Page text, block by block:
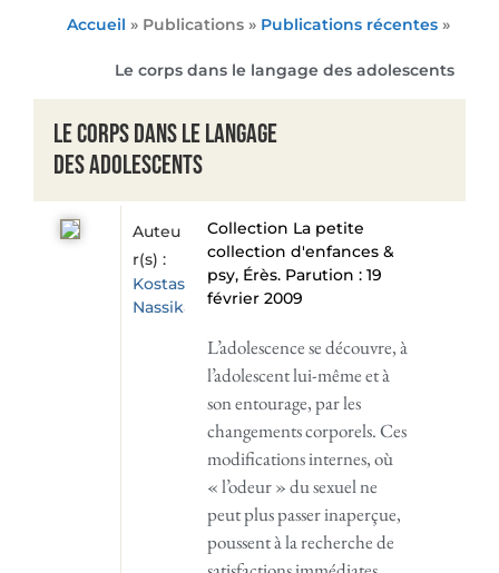
Accueil » Publications » Publications récentes »
Le corps dans le langage des adolescents
Le corps dans le langage
des adolescents
Auteu
r(s) :
Kostas
Nassikas
Collection La petite
collection d'enfances &
psy, Érès. Parution : 19
février 2009
L’adolescence se découvre, à
l’adolescent lui-même et à
son entourage, par les
changements corporels. Ces
modifications internes, où
« l’odeur » du sexuel ne
peut plus passer inaperçue,
poussent à la recherche de